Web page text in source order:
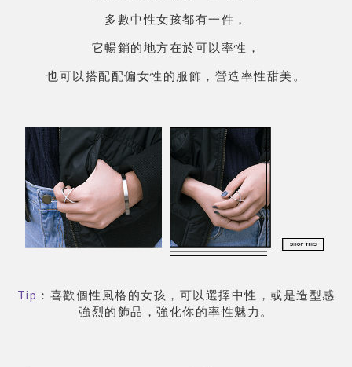
多數中性女孩都有一件，
它暢銷的地方在於可以率性，
也可以搭配配偏女性的服飾，營造率性甜美。
Tip ：喜歡個性風格的女孩，可以選擇中性，或是造型感
強烈的飾品，強化你的率性魅力。